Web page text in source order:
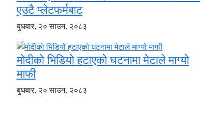
एउटै प्लेटफर्मबाट
बुधबार, २० साउन, २०८३
मोदीको भिडियो हटाएको घटनामा मेटाले माग्यो
माफी
बुधबार, २० साउन, २०८३